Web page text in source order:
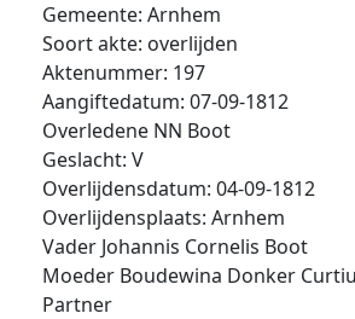
Gemeente: Arnhem
Soort akte: overlijden
Aktenummer: 197
Aangiftedatum: 07-09-1812
Overledene NN Boot
Geslacht: V
Overlijdensdatum: 04-09-1812
Overlijdensplaats: Arnhem
Vader Johannis Cornelis Boot
Moeder Boudewina Donker
Partner